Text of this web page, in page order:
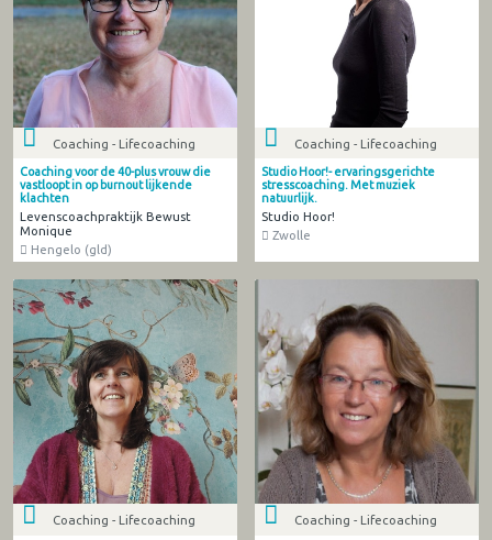
Coaching - Lifecoaching
Coaching voor de 40-plus vrouw die
vastloopt in op burnout lijkende
klachten
Levenscoachpraktijk Bewust
Monique
Hengelo (gld)
Coaching - Lifecoaching
Studio Hoor!- ervaringsgerichte
stresscoaching. Met muziek
natuurlijk.
Studio Hoor!
Zwolle
Coaching - Lifecoaching Coaching - Lifecoaching